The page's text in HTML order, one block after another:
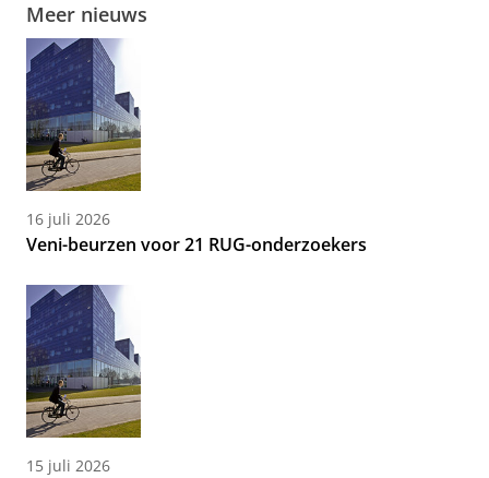
Meer nieuws
16 juli 2026
Veni-beurzen voor 21 RUG-onderzoekers
15 juli 2026